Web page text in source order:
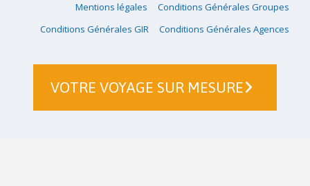
Mentions légales
Conditions Générales Groupes
Conditions Générales GIR
Conditions Générales Agences
VOTRE VOYAGE SUR MESURE